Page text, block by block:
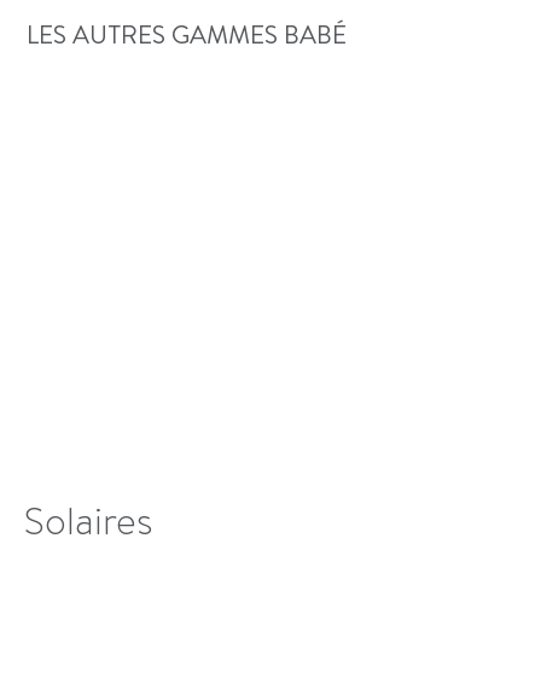
LES AUTRES GAMMES BABÉ
Solaires